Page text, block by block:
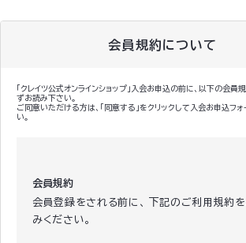
会員規約について
「クレイツ公式オンラインショップ」入会お申込の前に、以下の会員
ずお読み下さい。
ご同意いただける方は、「同意する」をクリックして入会お申込フ
い。
会員規約
会員登録をされる前に、 下記のご利用規約
みください。